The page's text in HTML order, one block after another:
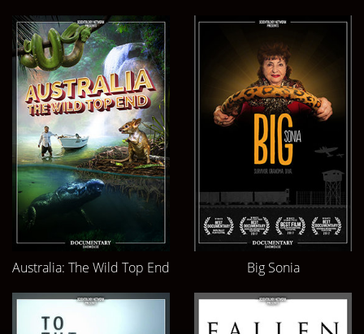
Australia: The Wild Top End Big Sonia